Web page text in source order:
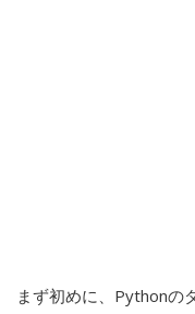
まず初めに、Pythonの